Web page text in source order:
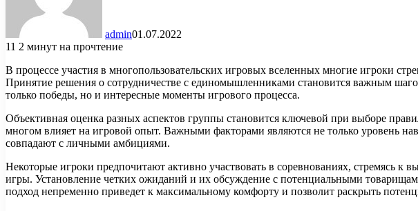
admin01.07.2022
11 2 минут на прочтение
В процессе участия в многопользовательских игровых вселенных многие игроки
Принятие решения о сотрудничестве с единомышленниками становится важным
только победы, но и интересные моменты игрового процесса.
Объективная оценка разных аспектов группы становится ключевой при выборе
многом влияет на игровой опыт. Важными факторами являются не только уровень
совпадают с личными амбициями.
Некоторые игроки предпочитают активно участвовать в соревнованиях, стремясь к
игры. Установление четких ожиданий и их обсуждение с потенциальными
подход непременно приведет к максимальному комфорту и позволит раскрыть